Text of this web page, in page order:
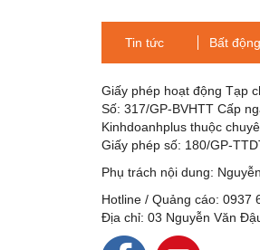
Nam và quốc tế
Tin tức Bất
Giấy phép hoạt động Tạp
Số: 317/GP-BVHTT Cấp
Kinhdoanhplus thuộc
Giấy phép số: 180/GP-
Phụ trách nội dung:
Hotline / Quảng cáo: 0937
Địa chỉ: 03 Nguyễn Văn